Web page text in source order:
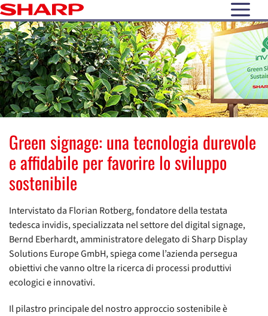
open
Green signage: una tecnologia durevole
e affidabile per favorire lo sviluppo
sostenibile
Intervistato da Florian Rotberg, fondatore della testata
tedesca invidis, specializzata nel settore del digital signage,
Bernd Eberhardt, amministratore delegato di Sharp Display
Solutions Europe GmbH, spiega come l’azienda persegua
obiettivi che vanno oltre la ricerca di processi produttivi
ecologici e innovativi.
Il pilastro principale del nostro approccio sostenibile è